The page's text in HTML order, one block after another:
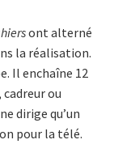
ont alterné
la réalisation.
Il enchaîne 12
ou
dirige qu’un
pour la télé.